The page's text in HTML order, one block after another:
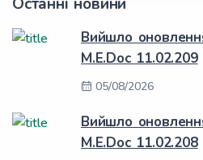
Вийшло
M.E.Doc 11.02.209
05/08/2026
Вийшло
M.E.Doc 11.02.208